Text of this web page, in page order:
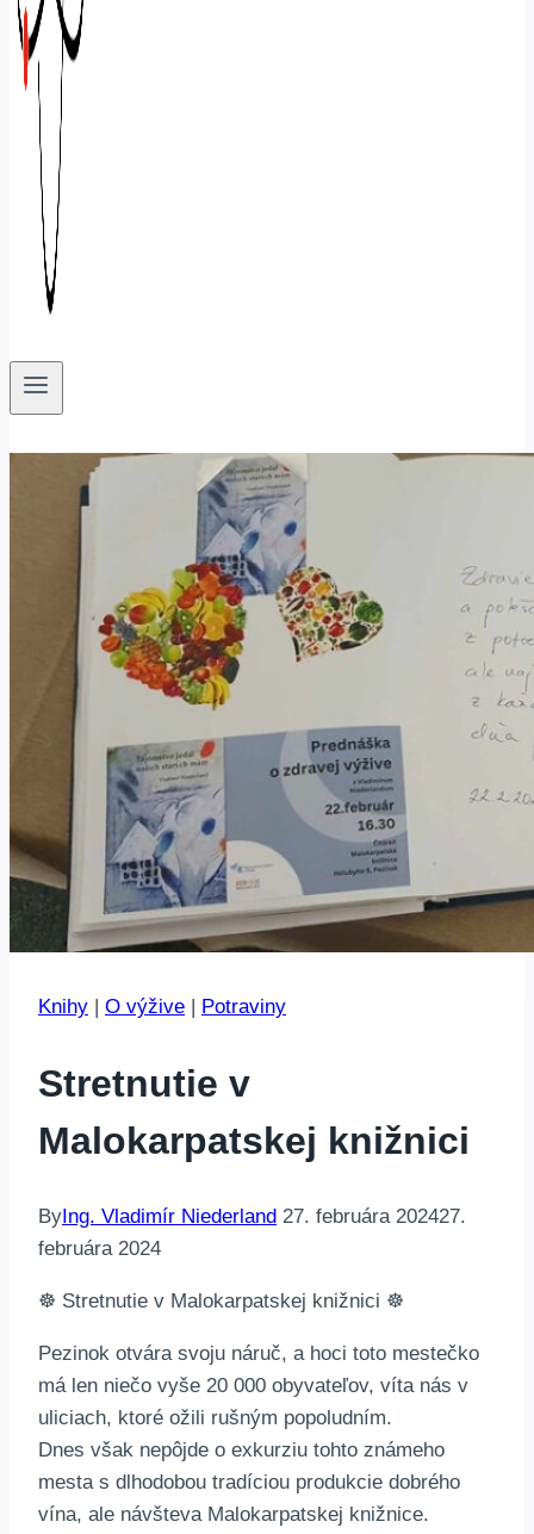
Knihy O výžive Potraviny
Stretnutie v
Malokarpatskej knižnici
By Ing. Vladimír Niederland 27. februára 202427.
februára 2024
☸️ Stretnutie v Malokarpatskej knižnici ☸️
Pezinok otvára svoju náruč, a hoci toto mestečko
má len niečo vyše 20 000 obyvateľov, víta nás v
uliciach, ktoré ožili rušným popoludním.
Dnes však nepôjde o exkurziu tohto známeho
mesta s dlhodobou tradíciou produkcie dobrého
vína, ale návšteva Malokarpatskej knižnice.